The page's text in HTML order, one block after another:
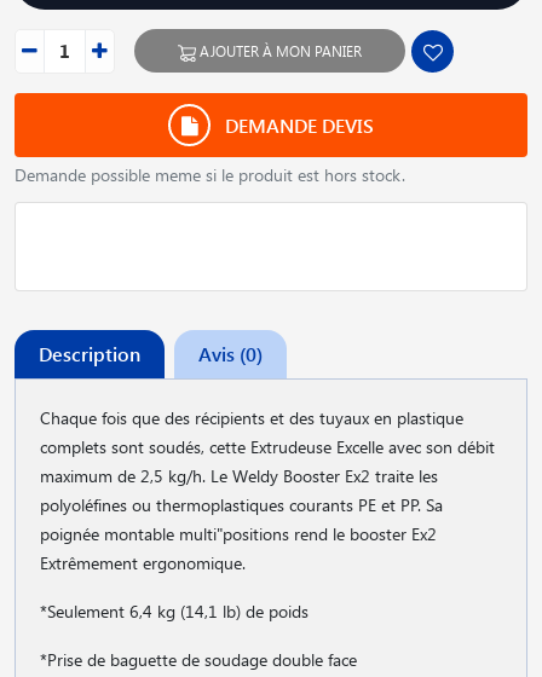
AJOUTER À MON PANIER
DEMANDE DEVIS
Demande possible meme si le produit est hors stock.
Description Avis (0)
Chaque fois que des récipients et des tuyaux en plastique
complets sont soudés, cette Extrudeuse Excelle avec son débit
maximum de 2,5 kg/h. Le Weldy Booster Ex2 traite les
polyoléfines ou thermoplastiques courants PE et PP. Sa
poignée montable multi"positions rend le booster Ex2
Extrêmement ergonomique.
*Seulement 6,4 kg (14,1 lb) de poids
*Prise de baguette de soudage double face